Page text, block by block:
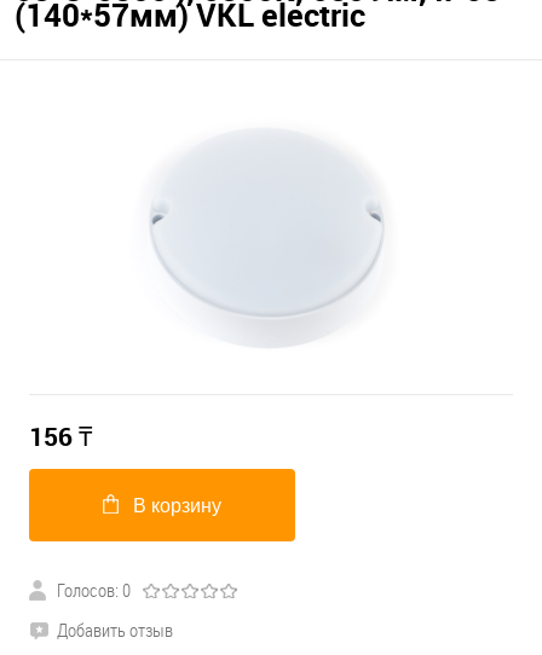
(140*57мм) VKL electric
156₸
В корзину
Голосов: 0
Добавить отзыв